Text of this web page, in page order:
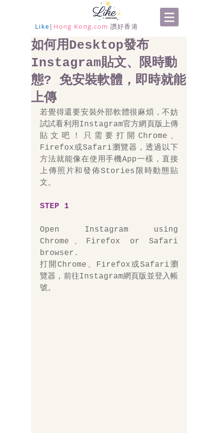
Like | Hong Kong.com 讚好香港
如何用Desktop發布
Instagram貼文、限時動
態? 免安裝軟體，即時就能
上傳
若覺得還要安裝外部軟體很麻煩，不妨
試試看利用Instagram官方網頁版上傳
貼文吧！只需要打開Chrome、
Firefox或Safari瀏覽器，透過以下
方法就能像在使用手機App一樣，直接
上傳照片和發佈Stories限時動態貼
文。
STEP 1
Open Instagram using
Chrome、Firefox or Safari
browser.
打開Chrome、Firefox或Safari瀏
覽器，前往Instagram網頁版並登入帳
號。